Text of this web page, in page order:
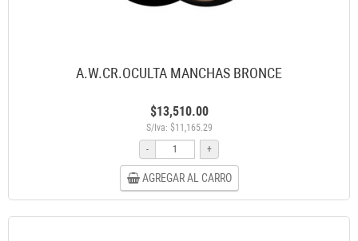
A.W.CR.OCULTA MANCHAS BRONCE
$13,510.00
S/Iva: $11,165.29
-
+
AGREGAR AL CARRO